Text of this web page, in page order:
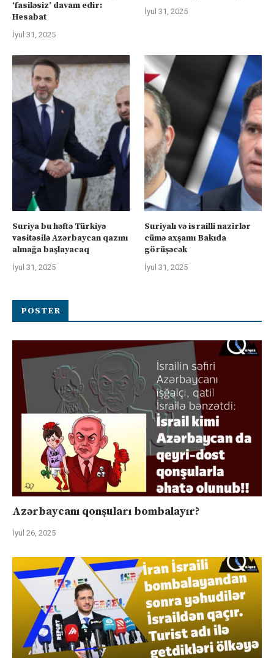
‘fasiləsiz’ davam edir:
Hesabat
İyul 31, 2025
İyul 31, 2025
Suriya bu həftə Türkiyə
vasitəsilə Azərbaycan qazını
almağa başlayacaq
İyul 31, 2025
Suriyalı və israilli nazirlər
cümə axşamı Bakıda
görüşəcək
İyul 31, 2025
POSTER
Azərbaycanı qonşuları bombalayır?
İyul 26, 2025